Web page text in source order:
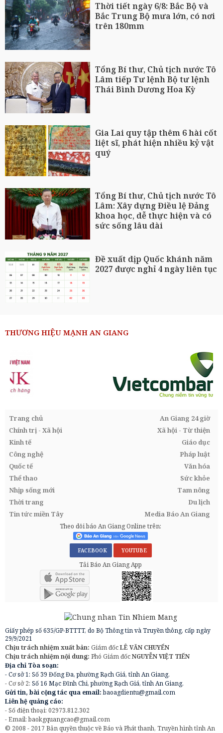
Thời tiết ngày 6/8: Bắc Bộ và
Bắc Trung Bộ mưa lớn, có nơi
trên 180mm
Tổng Bí thư, Chủ tịch nước Tô
Lâm tiếp Tư lệnh Bộ tư lệnh
Thái Bình Dương Hoa Kỳ
Gia Lai quy tập thêm 6 hài cốt
liệt sĩ, phát hiện nhiều kỷ vật
quý
Tổng Bí thư, Chủ tịch nước Tô
Lâm: Xây dựng Điều lệ Đảng
khoa học, dễ thực hiện và có
sức sống lâu dài
Đề xuất dịp Quốc khánh năm
2027 được nghỉ 4 ngày liên tục
THƯƠNG HIỆU MẠNH AN GIANG
Trang chủ
An Giang 24 giờ
Chính trị - Xã hội
Xã hội - Từ thiện
Kinh tế
Giáo dục
Công nghệ
Pháp luật
Quốc tế
Văn hóa
Thể thao
Sức khỏe
Nhịp sống mới
Tam nông
Thời trang
Du lịch
Tin tức miền Tây
Media Báo An Giang
Theo dõi báo An Giang Online trên:
FACEBOOK YOUTUBE
Tải Báo An Giang App
Giấy phép số 635/GP-BTTTT, do Bộ Thông tin và Truyền thông, cấp ngày
29/9/2021
Chịu trách nhiệm xuất bản: Giám đốcLÊ VĂN CHUYỂN
Chịu trách nhiệm nội dung: Phó Giám đốcNGUYỄN VIỆT TIẾN
Địa chỉ Tòa soạn:
- Cơ sở 1: Số 39 Đống Đa, phường Rạch Giá, tỉnh An Giang.
- Cơ sở 2: Số 16 Mạc Đĩnh Chi, phường Rạch Giá, tỉnh An Giang.
Gửi tin, bài cộng tác qua email:baoagdientu@gmail.com
Liên hệ quảng cáo:
- Số điện thoại: 02973.812.302
- Email:baokgquangcao@gmail.com
© 2008 - 2017 Bản quyền thuộc về Báo và Phát thanh, Truyền hình tỉnh An